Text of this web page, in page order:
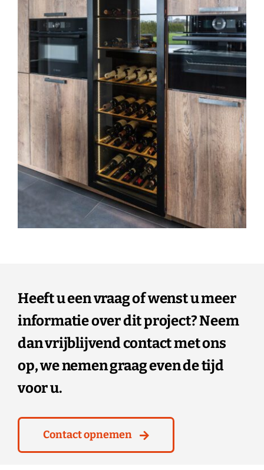
Heeft u een vraag of wenst u meer
informatie over dit project? Neem
dan vrijblijvend contact met ons
op, we nemen graag even de tijd
voor u.
Contact opnemen